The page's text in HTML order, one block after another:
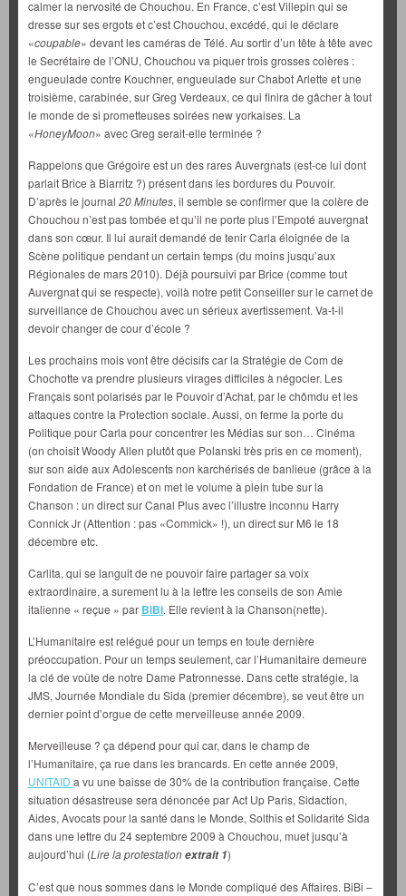
calmer la nervosité de Chouchou. En France, c’est Villepin qui se
dresse sur ses ergots et c’est Chouchou, excédé, qui le déclare
«coupable» devant les caméras de Télé. Au sortir d’un tête à tête avec
le Secrétaire de l’ONU, Chouchou va piquer trois grosses colères :
engueulade contre Kouchner, engueulade sur Chabot Arlette et une
troisième, carabinée, sur Greg Verdeaux, ce qui finira de gâcher à tout
le monde de si prometteuses soirées new yorkaises. La
«HoneyMoon» avec Greg serait-elle terminée ?
Rappelons que Grégoire est un des rares Auvergnats (est-ce lui dont
parlait Brice à Biarritz ?) présent dans les bordures du Pouvoir.
D’après le journal 20 Minutes, il semble se confirmer que la colère de
Chouchou n’est pas tombée et qu’il ne porte plus l’Empoté auvergnat
dans son cœur. Il lui aurait demandé de tenir Carla éloignée de la
Scène politique pendant un certain temps (du moins jusqu’aux
Régionales de mars 2010). Déjà poursuivi par Brice (comme tout
Auvergnat qui se respecte), voilà notre petit Conseiller sur le carnet de
surveillance de Chouchou avec un sérieux avertissement. Va-t-il
devoir changer de cour d’école ?
Les prochains mois vont être décisifs car la Stratégie de Com de
Chochotte va prendre plusieurs virages difficiles à négocier. Les
Français sont polarisés par le Pouvoir d’Achat, par le chômdu et les
attaques contre la Protection sociale. Aussi, on ferme la porte du
Politique pour Carla pour concentrer les Médias sur son… Cinéma
(on choisit Woody Allen plutôt que Polanski très pris en ce moment),
sur son aide aux Adolescents non karchérisés de banlieue (grâce à la
Fondation de France) et on met le volume à plein tube sur la
Chanson : un direct sur Canal Plus avec l’illustre inconnu Harry
Connick Jr (Attention : pas «Commick» !), un direct sur M6 le 18
décembre etc.
Carlita, qui se languit de ne pouvoir faire partager sa voix
extraordinaire, a surement lu à la lettre les conseils de son Amie
italienne « reçue » par BiBi. Elle revient à la Chanson(nette).
L’Humanitaire est relégué pour un temps en toute dernière
préoccupation. Pour un temps seulement, car l’Humanitaire demeure
la clé de voûte de notre Dame Patronnesse. Dans cette stratégie, la
JMS, Journée Mondiale du Sida (premier décembre), se veut être un
dernier point d’orgue de cette merveilleuse année 2009.
Merveilleuse ? ça dépend pour qui car, dans le champ de
l’Humanitaire, ça rue dans les brancards. En cette année 2009,
UNITAID a vu une baisse de 30% de la contribution française. Cette
situation désastreuse sera dénoncée par Act Up Paris, Sidaction,
Aides, Avocats pour la santé dans le Monde, Solthis et Solidarité Sida
dans une lettre du 24 septembre 2009 à Chouchou, muet jusqu’à
aujourd’hui (Lire la protestationextrait 1)
C’est que nous sommes dans le Monde compliqué des Affaires. BiBi –